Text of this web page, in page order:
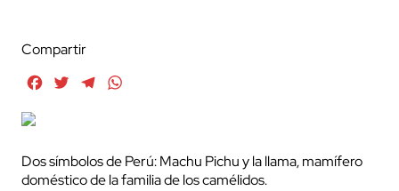
Compartir
FacebookTwitterTelegram
Dos símbolos de Perú: Machu Pichu y la llama, mamífero
doméstico de la familia de los camélidos.